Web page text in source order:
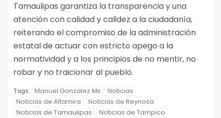
Tamaulipas garantiza la transparencia y una
atención con calidad y calidez a la ciudadanía,
reiterando el compromiso de la administración
estatal de actuar con estricto apego a la
normatividad y a los principios de no mentir, no
robar y no traicionar al pueblo.
Tags: Manuel Gonzalez Mx
Noticias
Noticias de Altamira
Noticias de Reynosa
Noticias de Tamaulipas
Noticias de Tampico